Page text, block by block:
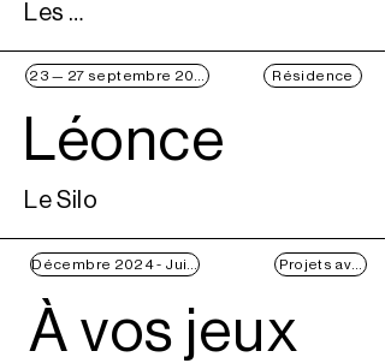
Les Hivernales CDCN d'Avignon
23 — 27 septembre 2024 Résidence
Léonce
Le Silo
Décembre 2024 - Juin 2025 Projets avec
À vos jeux